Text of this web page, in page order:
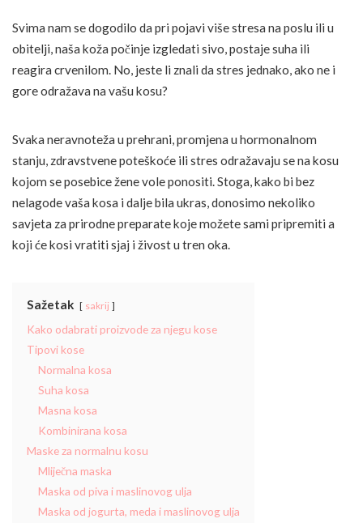
Svima nam se dogodilo da pri pojavi više stresa na poslu ili u
obitelji, naša koža počinje izgledati sivo, postaje suha ili
reagira crvenilom. No, jeste li znali da stres jednako, ako ne i
gore odražava na vašu kosu?
Svaka neravnoteža u prehrani, promjena u hormonalnom
stanju, zdravstvene poteškoće ili stres odražavaju se na kosu
kojom se posebice žene vole ponositi. Stoga, kako bi bez
nelagode vaša kosa i dalje bila ukras, donosimo nekoliko
savjeta za prirodne preparate koje možete sami pripremiti a
koji će kosi vratiti sjaj i živost u tren oka.
Sažetak sakrij
Kako odabrati proizvode za njegu kose
Tipovi kose
Normalna kosa
Suha kosa
Masna kosa
Kombinirana kosa
Maske za normalnu kosu
Mliječna maska
Maska od piva i maslinovog ulja
Maska od jogurta, meda i maslinovog ulja